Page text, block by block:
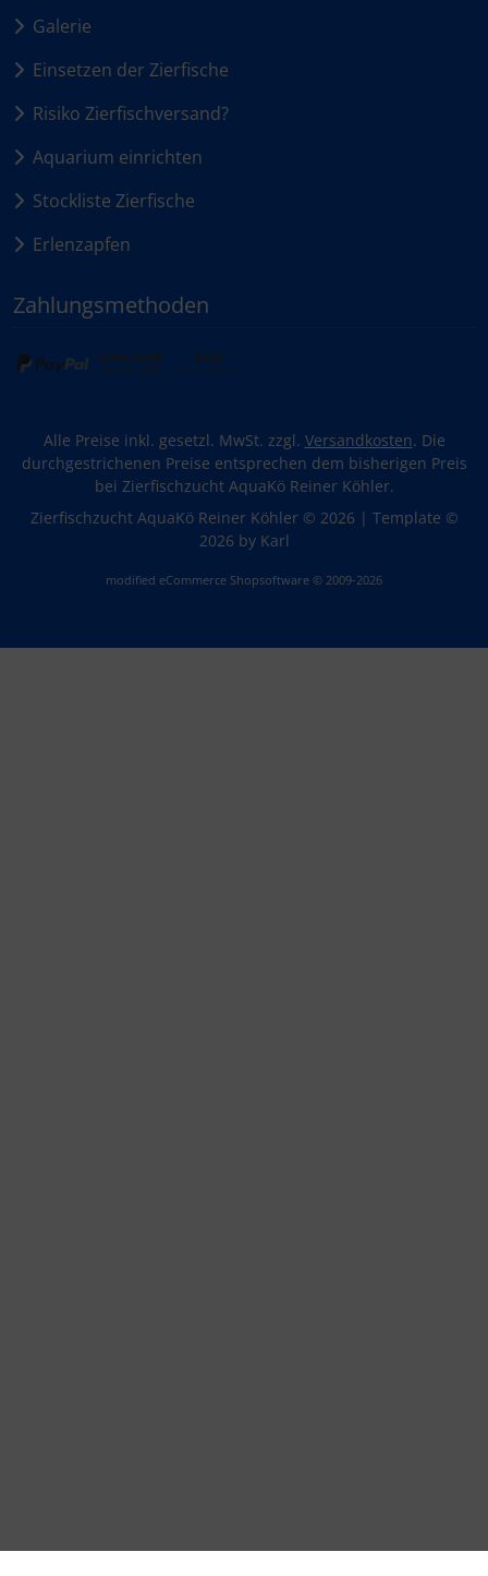
Galerie
Einsetzen der Zierfische
Risiko Zierfischversand?
Aquarium einrichten
Stockliste Zierfische
Erlenzapfen
Zahlungsmethoden
Alle Preise inkl. gesetzl. MwSt. zzgl. Versandkosten. Die
durchgestrichenen Preise entsprechen dem bisherigen Preis
bei Zierfischzucht AquaKö Reiner Köhler.
Zierfischzucht AquaKö Reiner Köhler © 2026 | Template ©
2026 by Karl
modified eCommerce Shopsoftware © 2009-2026